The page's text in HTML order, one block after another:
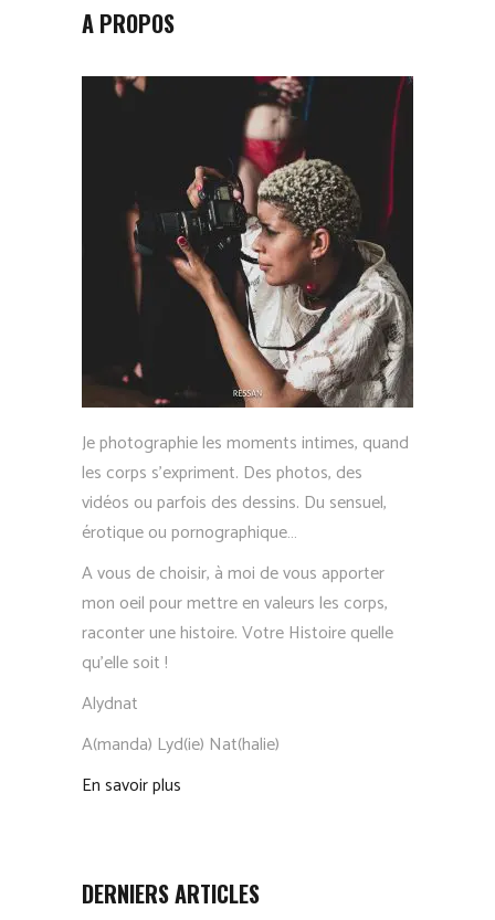
A PROPOS
Je photographie les moments intimes, quand
les corps s’expriment. Des photos, des
vidéos ou parfois des dessins. Du sensuel,
érotique ou pornographique…
A vous de choisir, à moi de vous apporter
mon oeil pour mettre en valeurs les corps,
raconter une histoire. Votre Histoire quelle
qu’elle soit !
Alydnat
A(manda) Lyd(ie) Nat(halie)
En savoir plus
DERNIERS ARTICLES